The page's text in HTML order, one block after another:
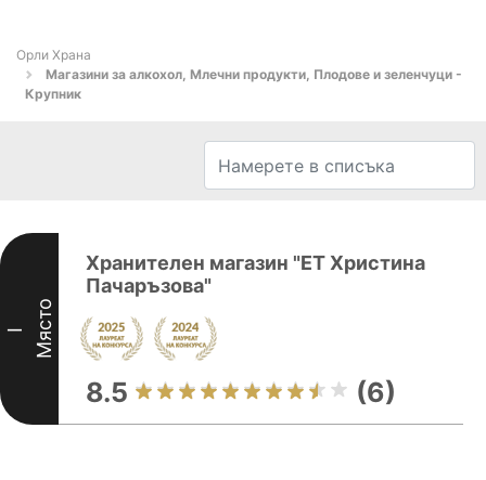
Орли Храна
Магазини за алкохол, Млечни продукти, Плодове и зеленчуци -
Крупник
I Място
Хранителен магазин "ЕT Христина
Пачаръзова"
8.5 (6)